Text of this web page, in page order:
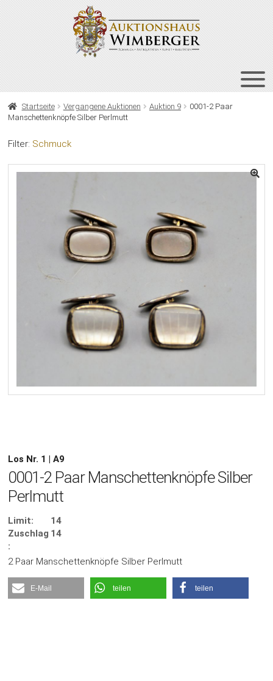
HOME
NEWSLETTER
Startseite Vergangene Auktionen Auktion 9
0001-2 Paar
Manschettenknöpfe Silber Perlmutt
Filter: Schmuck
Los Nr. 1 | A9
0001-2 Paar Manschettenknöpfe Silber
Perlmutt
Limit:
14
Zuschlag
:
14
2 Paar Manschettenknöpfe Silber Perlmutt
E-Mail teilen teilen